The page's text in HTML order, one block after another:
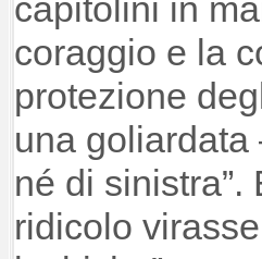
capitolini in
coraggio e la
protezione
una
né di
ridicolo